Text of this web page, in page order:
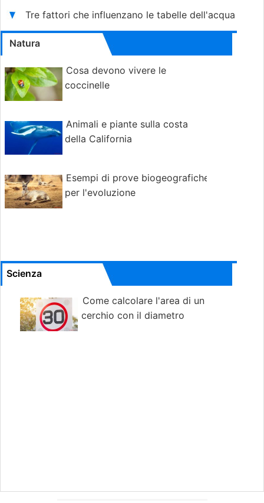
Tre fattori che influenzano le tabelle dell'acqua
Natura
Cosa devono vivere le
coccinelle
Animali e piante sulla costa
della California
Esempi di prove biogeografiche
per l'evoluzione
Scienza
Come calcolare l'area di un
cerchio con il diametro